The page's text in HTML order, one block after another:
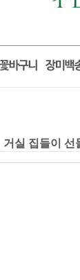
실 집들이 선